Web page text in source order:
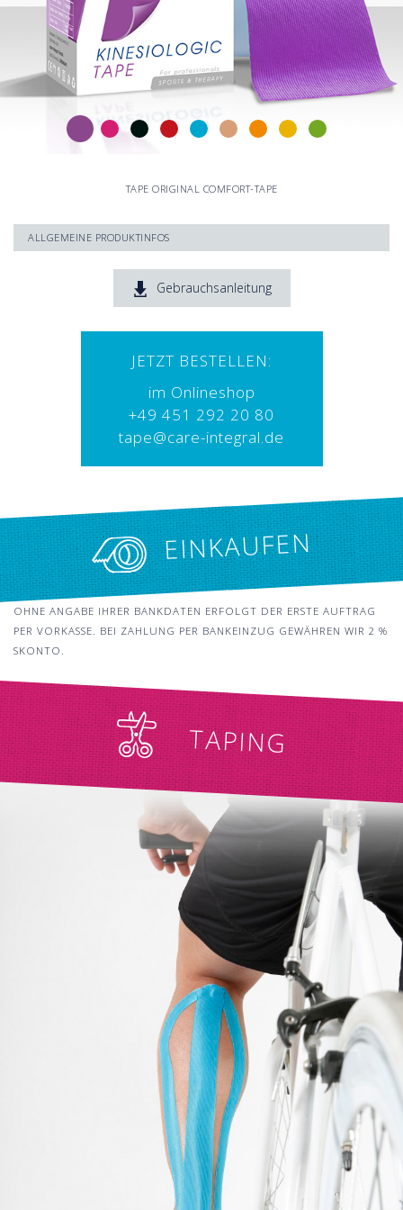
TAPE ORIGINAL COMFORT-TAPE
ALLGEMEINE PRODUKTINFOS
Hautfreundlichen Acrylatkleber (wellenförmig aufgetragen)
Stärke und Gewicht sind der menschlichen Haut nachempfunden
Hervorragende Hafteigenschaften bei Wasserkontakt
Frei von Medikamenten und anderen Wirkstoffen
Tragedauer bis zu 5 Tage
In 9 attraktiven Farben erhältlich
Gebrauchsanleitung
JETZT BESTELLEN:
im Onlineshop
+49 451 292 20 80
tape@care-integral.de
EINKAUFEN
OHNE ANGABE IHRER BANKDATEN ERFOLGT DER ERSTE AUFTRAG
PER VORKASSE. BEI ZAHLUNG PER BANKEINZUG GEWÄHREN WIR 2 %
SKONTO.
TAPING